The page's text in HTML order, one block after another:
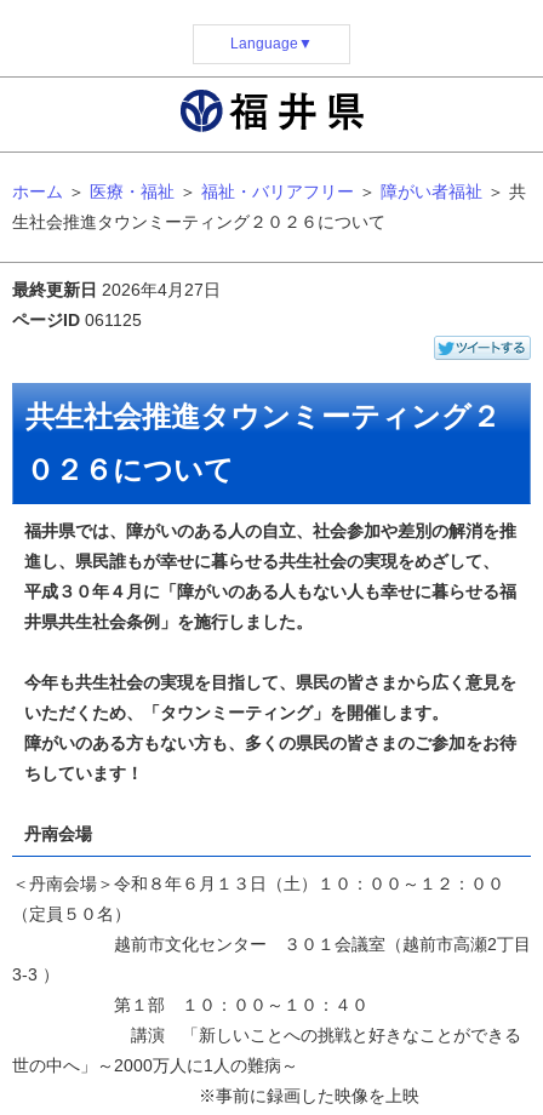
Language ▼
ホーム ＞ 医療・福祉 ＞ 福祉・バリアフリー ＞ 障がい者福祉 ＞ 共
生社会推進タウンミーティング２０２６について
最終更新日 2026年4月27日
ページID 061125
共生社会推進タウンミーティング２
０２６について
福井県では、障がいのある人の自立、社会参加や差別の解消を推
進し、県民誰もが幸せに暮らせる共生社会の実現をめざして、
平成３０年４月に「障がいのある人もない人も幸せに暮らせる福
井県共生社会条例」を施行しました。
今年も共生社会の実現を目指して、県民の皆さまから広く意見を
いただくため、「タウンミーティング」を開催します。
障がいのある方もない方も、多くの県民の皆さまのご参加をお待
ちしています！
丹南会場
＜丹南会場＞令和８年６月１３日（土）１０：００～１２：００
（定員５０名）
越前市文化センター ３０１会議室（越前市高瀬2丁目
3-3 ）
第１部 １０：００～１０：４０
講演 「新しいことへの挑戦と好きなことができる
世の中へ」～2000万人に1人の難病～
※事前に録画した映像を上映